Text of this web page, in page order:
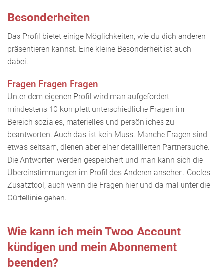
Besonderheiten
Das Profil bietet einige Möglichkeiten, wie du dich anderen
präsentieren kannst. Eine kleine Besonderheit ist auch
dabei.
Fragen Fragen Fragen
Unter dem eigenen Profil wird man aufgefordert
mindestens 10 komplett unterschiedliche Fragen im
Bereich soziales, materielles und persönliches zu
beantworten. Auch das ist kein Muss. Manche Fragen sind
etwas seltsam, dienen aber einer detaillierten Partnersuche.
Die Antworten werden gespeichert und man kann sich die
Übereinstimmungen im Profil des Anderen ansehen. Cooles
Zusatztool, auch wenn die Fragen hier und da mal unter die
Gürtellinie gehen.
Wie kann ich mein Twoo Account
kündigen und mein Abonnement
beenden?